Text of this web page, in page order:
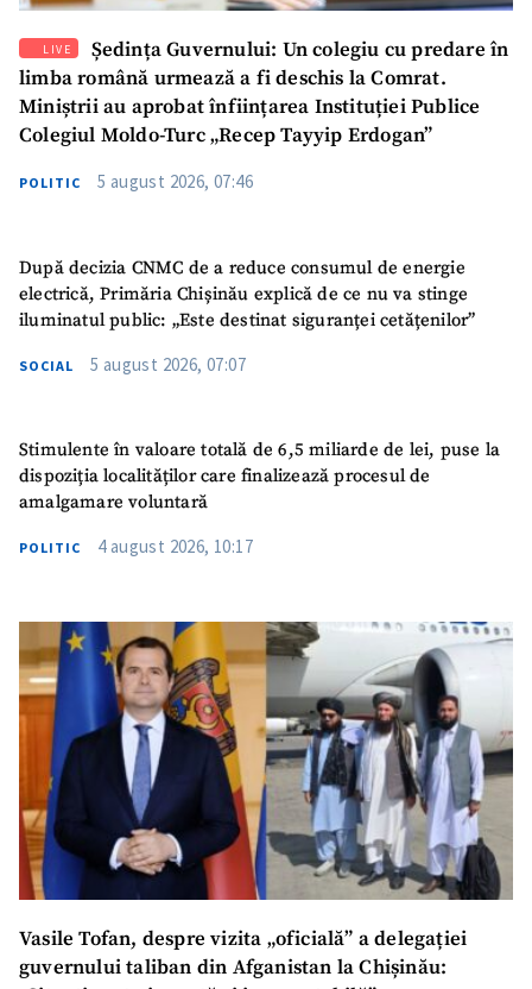
LIVE
Ședința Guvernului: Un colegiu cu predare în
limba română urmează a fi deschis la Comrat.
Miniștrii au aprobat înființarea Instituției Publice
Colegiul Moldo-Turc „Recep Tayyip Erdogan”
POLITIC 5 august 2026, 07:46
După decizia CNMC de a reduce consumul de energie
electrică, Primăria Chișinău explică de ce nu va stinge
iluminatul public: „Este destinat siguranței cetățenilor”
SOCIAL 5 august 2026, 07:07
Stimulente în valoare totală de 6,5 miliarde de lei, puse la
dispoziția localităților care finalizează procesul de
amalgamare voluntară
POLITIC 4 august 2026, 10:17
Vasile Tofan, despre vizita „oficială” a delegației
guvernului taliban din Afganistan la Chișinău: